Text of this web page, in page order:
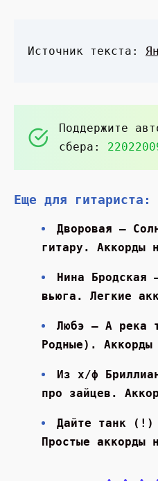
Источник текста:
Поддержите
сбера:
Еще для гитариста:
Дворовая —
гитару. Аккорды
Нина Бродская
вьюга. Легкие
Любэ — А река
Родные). Аккорды
Из х/ф
про зайцев.
Дайте танк (!)
Простые аккорды